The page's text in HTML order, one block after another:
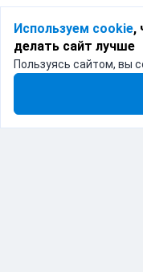
Тарифы
Информация
Используем cookie,
делать сайт лучше
Пользуясь сайтом, вы